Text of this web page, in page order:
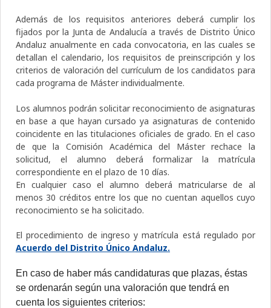
Además de los requisitos anteriores deberá cumplir los
fijados por la Junta de Andalucía a través de Distrito Único
Andaluz anualmente en cada convocatoria, en las cuales se
detallan el calendario, los requisitos de preinscripción y los
criterios de valoración del currículum de los candidatos para
cada programa de Máster individualmente.
Los alumnos podrán solicitar reconocimiento de asignaturas
en base a que hayan cursado ya asignaturas de contenido
coincidente en las titulaciones oficiales de grado. En el caso
de que la Comisión Académica del Máster rechace la
solicitud, el alumno deberá formalizar la matrícula
correspondiente en el plazo de 10 días.
En cualquier caso el alumno deberá matricularse de al
menos 30 créditos entre los que no cuentan aquellos cuyo
reconocimiento se ha solicitado.
El procedimiento de ingreso y matrícula está regulado por
Acuerdo del Distrito Único Andaluz.
En caso de haber más candidaturas que plazas, éstas
se ordenarán según una valoración que tendrá en
cuenta los siguientes criterios: